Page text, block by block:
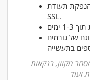
תעודת
SSL.
ימים
של גורמים
בתעשייה
מקוון, בנקאות